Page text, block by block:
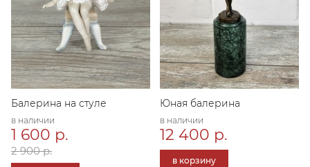
Балерина на стуле
в наличии
1 600 р.
2 900 р.
Юная балерина
в наличии
12 400 р.
в корзину